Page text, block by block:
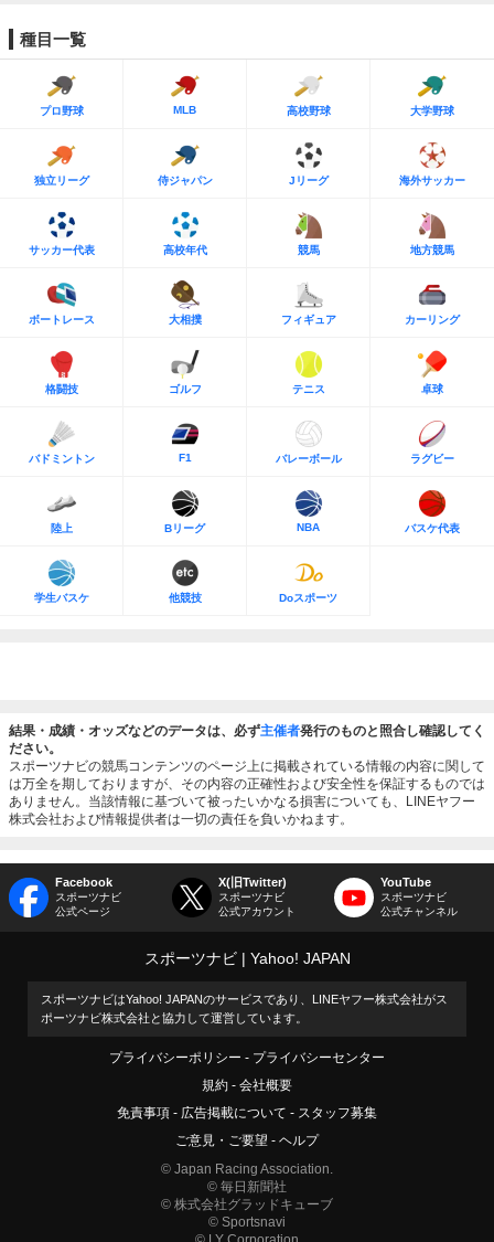
種目一覧
プロ野球 MLB 高校野球 大学野球
独立リーグ 侍ジャパン Jリーグ 海外サッカー
サッカー代表 高校年代 競馬 地方競馬
ボートレース 大相撲 フィギュア カーリング
格闘技 ゴルフ テニス 卓球
バドミントン F1 バレーボール ラグビー
陸上 Bリーグ NBA バスケ代表
学生バスケ 他競技 Doスポーツ
結果・成績・オッズなどのデータは、必ず主催者発行のものと照合し確認してく
ださい。
スポーツナビの競馬コンテンツのページ上に掲載されている情報の内容に関して
は万全を期しておりますが、その内容の正確性および安全性を保証するものでは
ありません。当該情報に基づいて被ったいかなる損害についても、LINEヤフー
株式会社および情報提供者は一切の責任を負いかねます。
Facebook
スポーツナビ
公式ページ
X(旧Twitter)
スポーツナビ
公式アカウント
YouTube
スポーツナビ
公式チャンネル
スポーツナビ Yahoo! JAPAN
スポーツナビはYahoo! JAPANのサービスであり、LINEヤフー株式会社がス
ポーツナビ株式会社と協力して運営しています。
プライバシーポリシー
プライバシーセンター
規約
会社概要
免責事項
広告掲載について
スタッフ募集
ご意見・ご要望
ヘルプ
© Japan Racing Association.
© 毎日新聞社
© 株式会社グラッドキューブ
© Sportsnavi